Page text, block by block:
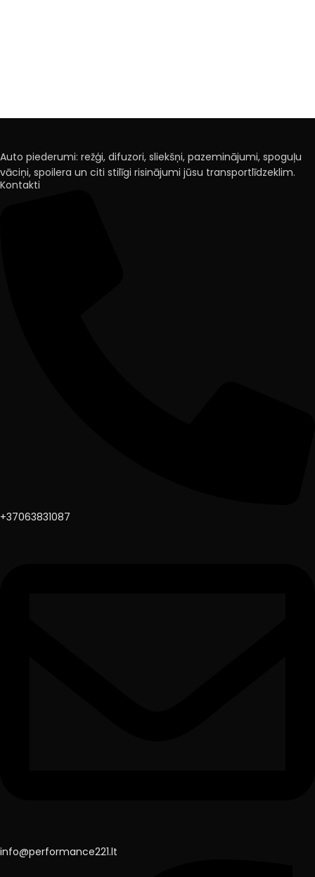
Auto piederumi: režģi, difuzori, sliekšņi, pazeminājumi, spoguļu
vāciņi, spoilera un citi stilīgi risinājumi jūsu transportlīdzeklim.
Kontakti
+37063831087
info@performance221.lt